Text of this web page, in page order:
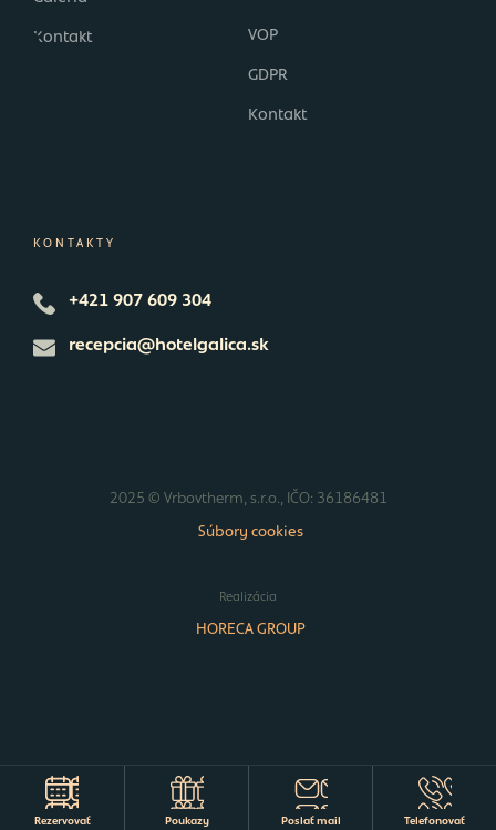
Kontakt VOP
GDPR
Kontakt
KONTAKTY
+421 907 609 304
recepcia@hotelgalica.sk
2025 © Vrbovtherm, s.r.o., IČO: 36186481
Súbory cookies
Realizácia
HORECA GROUP
Rezervovať Poukazy Poslať mail Telefonovať